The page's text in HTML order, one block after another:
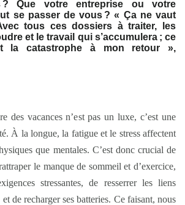
? Que votre entreprise ou votre
se passer de vous ? « Ça ne vaut
tous ces dossiers à traiter, les
et le travail qui s’accumulera ; ce
la catastrophe à mon retour »,
des vacances n’est pas un luxe, c’est une
À la longue, la fatigue et le stress affectent
que mentales. C’est donc crucial de
le manque de sommeil et d’exercice,
stressantes, de resserrer les liens
de recharger ses batteries. Ce faisant, nous